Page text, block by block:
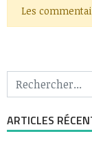
Les
ARTICLES